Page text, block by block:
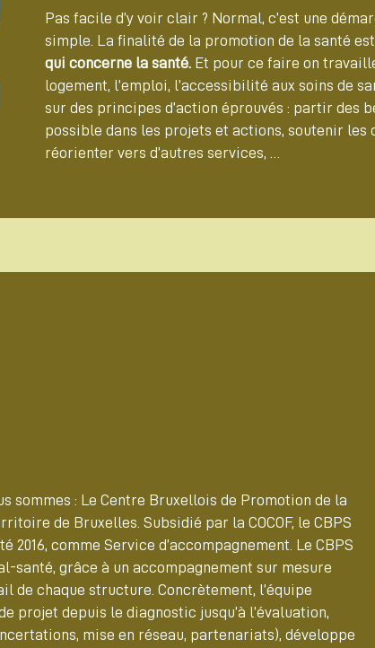
Pas facile d’y voir clair ? Normal, c’est une
simple. La finalité de la promotion de la santé
qui concerne la santé. Et pour ce faire on
logement, l’emploi, l’accessibilité aux soins de
sur des principes d’action éprouvés : partir des
possible dans les projets et actions, soutenir
réorienter vers d’autres services, …
sommes : Le Centre Bruxellois de Promotion de la
de Bruxelles. Subsidié par la COCOF, le CBPS
comme Service d’accompagnement. Le CBPS
santé, grâce à un accompagnement sur mesure
de chaque structure. Concrètement, l’équipe
projet depuis le diagnostic jusqu’à l’évaluation,
mise en réseau, partenariats), développe